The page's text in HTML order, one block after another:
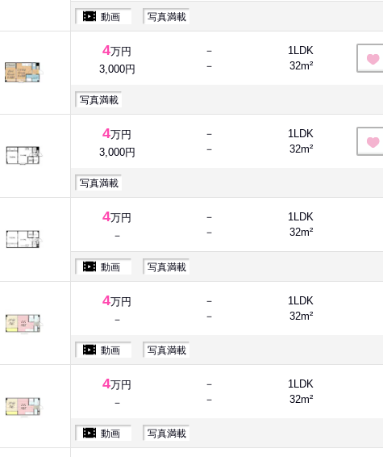
動画 写真満載
4万円
3,000円
－
－
1LDK
32m²
写真満載
4万円
3,000円
－
－
1LDK
32m²
写真満載
4万円
－
－
－
1LDK
32m²
動画 写真満載
4万円
－
－
－
1LDK
32m²
動画 写真満載
4万円
－
－
－
1LDK
32m²
動画 写真満載